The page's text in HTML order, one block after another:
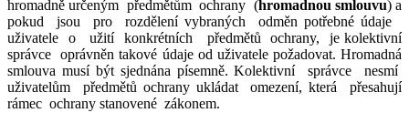
hromadně určeným předmětům ochrany (hromadnou smlouvu) a
pokud jsou pro rozdělení vybraných odměn potřebné údaje
uživatele o užití konkrétních předmětů ochrany, je kolektivní
správce oprávněn takové údaje od uživatele požadovat. Hromadná
smlouva musí být sjednána písemně. Kolektivní správce nesmí
uživatelům předmětů ochrany ukládat omezení, která přesahují
rámec ochrany stanovené zákonem.